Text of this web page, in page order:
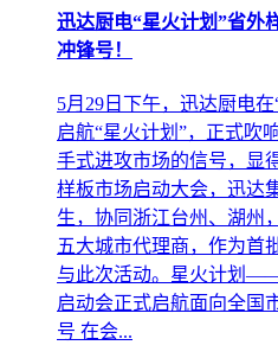
迅达厨电“星火计划”省外
冲锋号！
5月29日下午，迅达厨电
启航“星火计划”，正式吹
手式进攻市场的信号，显
样板市场启动大会，迅达
生，协同浙江台州、湖州
五大城市代理商，作为首
与此次活动。星火计划
启动会正式启航面向全国
号 在会...